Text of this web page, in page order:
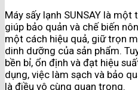
Máy sấy lạnh SUNSAY là
giúp bảo quản và chế biến
một cách hiệu quả, giữ trọn
dinh dưỡng của sản phẩm.
bền bỉ, ổn định và đạt hiệu
dụng, việc làm sạch và bảo
là điều vô cùng quan trọng.